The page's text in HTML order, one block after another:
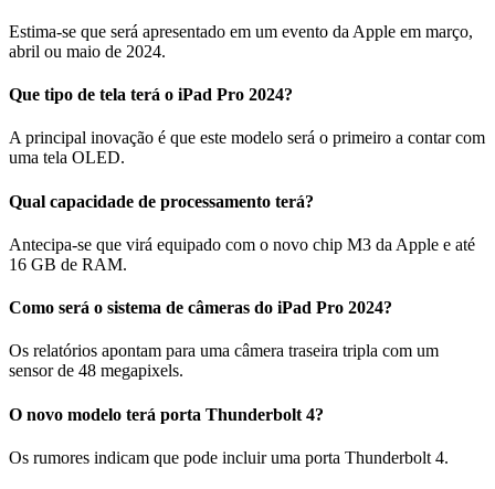
Estima-se que será apresentado em um evento da Apple em março,
abril ou maio de 2024.
Que tipo de tela terá o iPad Pro 2024?
A principal inovação é que este modelo será o primeiro a contar com
uma tela OLED.
Qual capacidade de processamento terá?
Antecipa-se que virá equipado com o novo chip M3 da Apple e até
16 GB de RAM.
Como será o sistema de câmeras do iPad Pro 2024?
Os relatórios apontam para uma câmera traseira tripla com um
sensor de 48 megapixels.
O novo modelo terá porta Thunderbolt 4?
Os rumores indicam que pode incluir uma porta Thunderbolt 4.